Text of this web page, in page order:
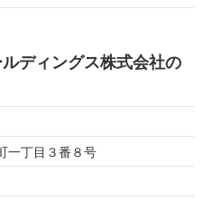
施工等の暮らし事業を展開する企業グ
ディングス株式会社の
一丁目３番８号